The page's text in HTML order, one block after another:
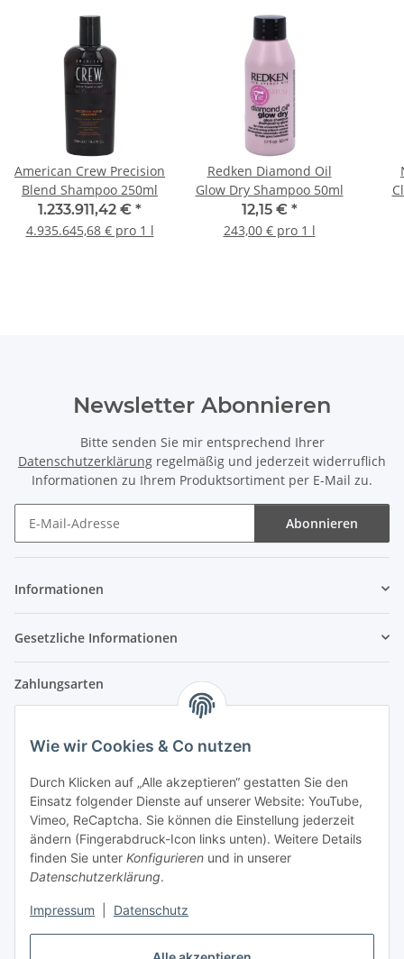
Wie wir Cookies & Co nutzen
Durch Klicken auf „Alle akzeptieren“ gestatten Sie den
Einsatz folgender Dienste auf unserer Website: YouTube,
Vimeo, ReCaptcha. Sie können die Einstellung jederzeit
ändern (Fingerabdruck-Icon links unten). Weitere Details
finden Sie unter Konfigurieren und in unserer
Datenschutzerklärung.
Impressum Datenschutz
American Crew Precision
Blend Shampoo 250ml
1.233.911,42 € *
4.935.645,68 € pro 1 l
Redken Diamond Oil
Glow Dry Shampoo 50ml
12,15 € *
243,00 € pro 1 l
Newsletter Abonnieren
Bitte senden Sie mir entsprechend Ihrer
Datenschutzerklärung regelmäßig und jederzeit widerruflich
Informationen zu Ihrem Produktsortiment per E-Mail zu.
Abonnieren
Informationen
Gesetzliche Informationen
Zahlungsarten
Versandpartner
Partner